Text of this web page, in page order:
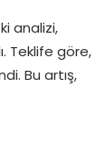
analizi,
Teklife göre,
Bu artış,